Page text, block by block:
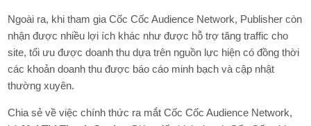
Ngoài ra, khi tham gia Cốc Cốc Audience Network, Publisher còn
nhận được nhiều lợi ích khác như được hỗ trợ tăng traffic cho
site, tối ưu được doanh thu dựa trên nguồn lực hiện có đồng thời
các khoản doanh thu được báo cáo minh bạch và cập nhật
thường xuyên.
Chia sẻ về việc chính thức ra mắt Cốc Cốc Audience Network,